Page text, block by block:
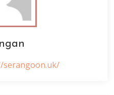
serangoon.uk/